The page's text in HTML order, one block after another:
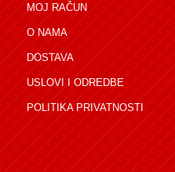
MOJ RAČUN
O NAMA
DOSTAVA
USLOVI I ODREDBE
POLITIKA PRIVATNOSTI